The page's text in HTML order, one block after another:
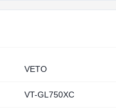
VETO
VT-GL750XC